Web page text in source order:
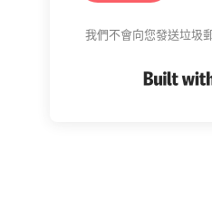
我們不會向您發送垃圾